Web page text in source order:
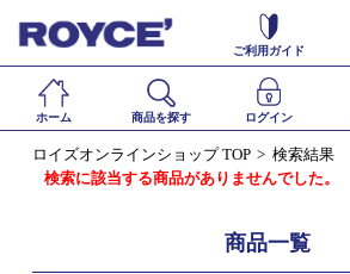
ご利用ガイド
ホーム 商品を探す ログイン
ロイズオンラインショップ TOP
検索結果
検索に該当する商品がありませんでした。
商品一覧